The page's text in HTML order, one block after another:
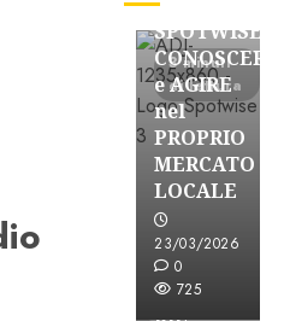
3 minuti
di lettura
SPOTWISE:
CONOSCERE
e AGIRE
nel
PROPRIO
MERCATO
LOCALE
23/03/2026
0
725
FREE
Partnership
Per la
RADIO,